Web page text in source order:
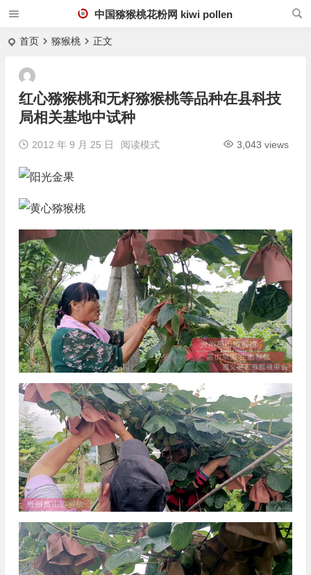
中国猕猴桃花粉网 kiwi pollen
首页 猕猴桃 正文
红心猕猴桃和无籽猕猴桃等品种在县科技
局相关基地中试种
2012 年 9 月 25 日 3,043 views
阅读模式